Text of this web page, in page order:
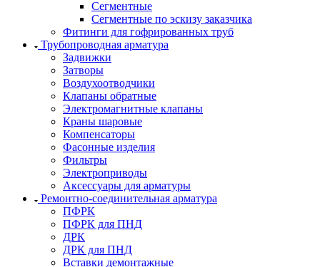
Сегментные
Сегментные по эскизу заказчика
Фитинги для гофрированных труб
Трубопроводная арматура
Задвижки
Затворы
Воздухоотводчики
Клапаны обратные
Электромагнитные клапаны
Краны шаровые
Компенсаторы
Фасонные изделия
Фильтры
Электроприводы
Аксессуары для арматуры
Ремонтно-соединительная арматура
ПФРК
ПФРК для ПНД
ДРК
ДРК для ПНД
Вставки демонтажные